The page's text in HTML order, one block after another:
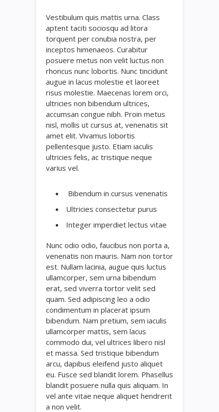
Vestibulum quis mattis urna. Class
aptent taciti sociosqu ad litora
torquent per conubia nostra, per
inceptos himenaeos. Curabitur
posuere metus non velit luctus non
rhoncus nunc lobortis. Nunc tincidunt
augue in lacus molestie et laoreet
risus molestie. Maecenas lorem orci,
ultricies non bibendum ultrices,
accumsan congue nibh. Proin metus
nisl, mollis ut cursus at, venenatis sit
amet elit. Vivamus lobortis
pellentesque justo. Etiam iaculis
ultricies felis, ac tristique neque
varius vel.
Bibendum in cursus venenatis
Ultricies consectetur purus
Integer imperdiet lectus vitae
Nunc odio odio, faucibus non porta a,
venenatis non mauris. Nam non tortor
est. Nullam lacinia, augue quis luctus
ullamcorper, sem urna bibendum
erat, sed viverra tortor velit sed
quam. Sed adipiscing leo a odio
condimentum in placerat ipsum
bibendum. Nam pretium, sem iaculis
ullamcorper mattis, sem lacus
commodo dui, vel ultrices libero nisl
et massa. Sed tristique bibendum
arcu, dapibus eleifend justo aliquet
eu. Fusce sed blandit lorem. Phasellus
blandit posuere nulla quis aliquam. In
vel ante vitae neque aliquet hendrerit
a non velit.